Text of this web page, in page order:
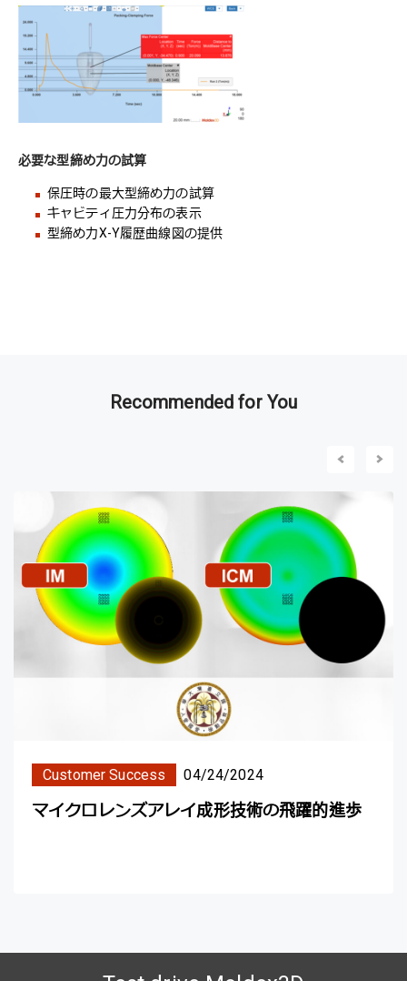
必要な型締め力の試算
保圧時の最大型締め力の試算
キャビティ圧力分布の表示
型締め力X-Y履歴曲線図の提供
Recommended for You
Customer Success 04/24/2024
マイクロレンズアレイ成形技術の飛躍的進歩